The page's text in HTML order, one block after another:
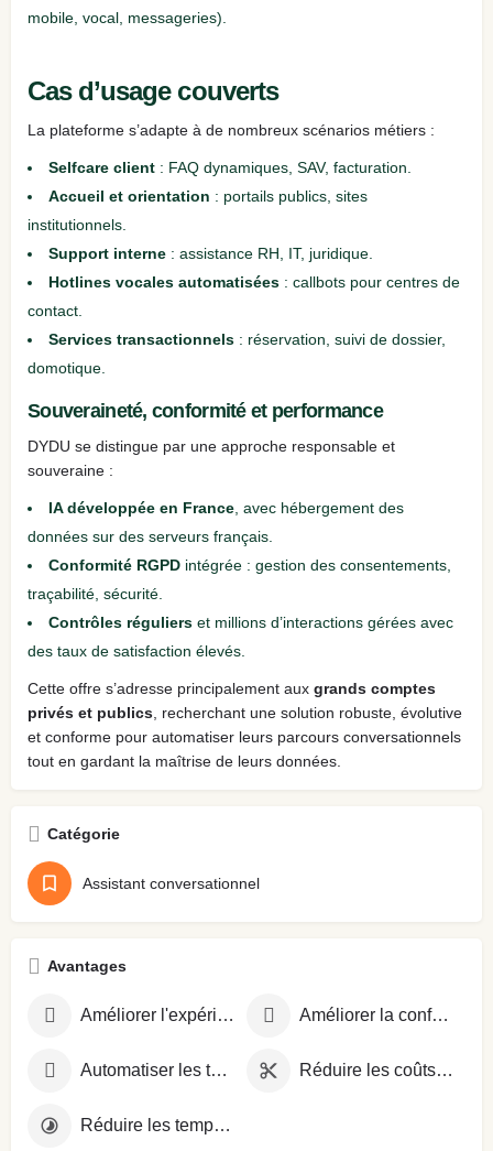
mobile, vocal, messageries).
Cas d’usage couverts
La plateforme s’adapte à de nombreux scénarios métiers :
Selfcare client : FAQ dynamiques, SAV, facturation.
Accueil et orientation : portails publics, sites
institutionnels.
Support interne : assistance RH, IT, juridique.
Hotlines vocales automatisées : callbots pour centres de
contact.
Services transactionnels : réservation, suivi de dossier,
domotique.
Souveraineté, conformité et performance
DYDU se distingue par une approche responsable et
souveraine :
IA développée en France , avec hébergement des
données sur des serveurs français.
Conformité RGPD intégrée : gestion des consentements,
traçabilité, sécurité.
Contrôles réguliers et millions d’interactions gérées avec
des taux de satisfaction élevés.
Cette offre s’adresse principalement aux grands comptes
privés et publics , recherchant une solution robuste, évolutive
et conforme pour automatiser leurs parcours conversationnels
tout en gardant la maîtrise de leurs données.
Catégorie
Assistant conversationnel
Avantages
Améliorer l'expérience client Améliorer la conformité réglementaire
Automatiser les tâches répétitives Réduire les coûts opérationnels
Réduire les temps d'attente